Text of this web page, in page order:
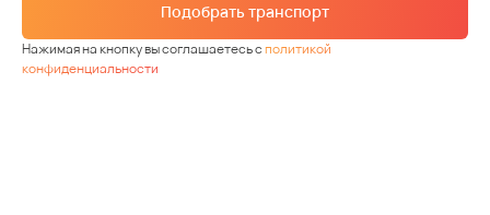
Подобрать транспорт
Нажимая на кнопку вы соглашаетесь сполитикой
конфиденциальности